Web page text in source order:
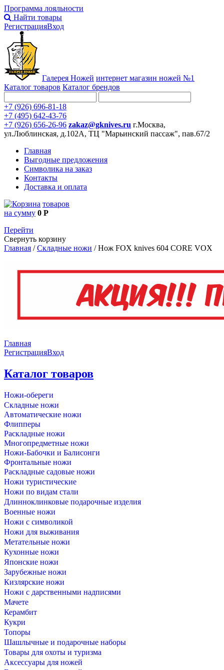
Программа лояльности
Найти товары
РегистрацияВход
Галерея Ножей интернет магазин ножей №1
Каталог товаров Каталог брендов
+7 (926) 696-81-18
+7 (495) 642-43-76
+7 (926) 656-26-96 zakaz@gknives.ru г.Москва,
ул.Люблинская, д.102А, ТЦ "Марьинский пассаж", пав.67/2
Главная
Выгодные предложения
Символика на заказ
Контакты
Доставка и оплата
товаров
на сумму 0 Р
Перейти
Свернуть корзину
Главная /Складные ножи /Нож FOX knives 604 CORE VOX
Главная
РегистрацияВход
Каталог товаров
Ножи-обереги
Складные ножи
Автоматические ножи
Флипперы
Раскладные ножи
Многопредметные ножи
Ножи-Бабочки и Балисонги
Фронтальные ножи
Раскладные садовые ножи
Ножи туристические
Ножи по видам стали
Длинноклинковые подарочные изделия
Военные ножи
Ножи с символикой
Ножи для выживания
Метательные ножи
Кухонные ножи
Японские ножи
Зарубежные ножи
Кизлярские ножи
Ножи с дарственными надписями
Мачете
Керамбит
Кукри
Топоры
Шашлычные и подарочные наборы
Товары для охоты и туризма
Аксессуары для ножей